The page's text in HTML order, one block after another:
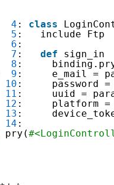
4 : class
5 :   include Ftp
6 :
7 : def
sign_in
8 :
9 :     e_mail =
10 :     password
11 :     uuid =
12 :     platform =
13 :
14 :
pry(